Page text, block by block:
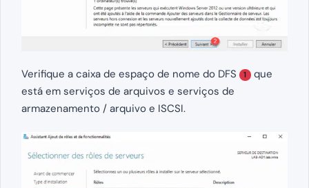
Verifique a caixa de espaço de nome do DFS 1 que
está em serviços de arquivos e serviços de
armazenamento / arquivo e ISCSI.